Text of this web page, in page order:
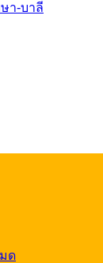
า-บาลี
ด